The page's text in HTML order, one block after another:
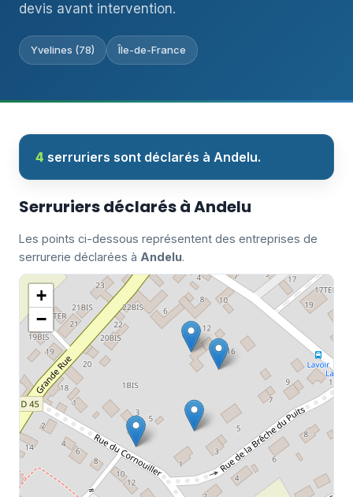
devis avant intervention.
Yvelines (78) Île-de-France
4 serruriers sont déclarés à Andelu.
Serruriers déclarés à Andelu
Les points ci-dessous représentent des entreprises de
serrurerie déclarées à Andelu.
+
−